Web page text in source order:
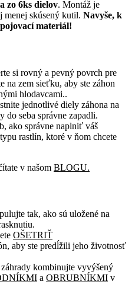
zo 6ks dielov. Montáž je
menej skúsený kutil. Navyše, k
materiál!
si rovný a pevný povrch pre
na zem sieťku, aby ste záhon
hlodavcami..
jednotlivé diely záhona na
do seba správne zapadli.
ako správne naplniť váš
rastlín, ktoré v ňom chcete
v našom BLOGU.
tak, ako sú uložené na
OŠETRIŤ
aby ste predĺžili jeho životnosť
kombinujte vyvýšený
a OBRUBNÍKMI v